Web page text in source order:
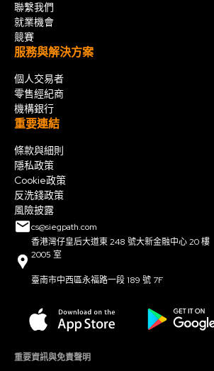
聯繫我們
就業機會
競賽
服務與解決方案
個人交易者
零售經紀商
機構銀行
重要連結
條款與細則
隱私政策
Cookie政策
反洗錢政策
風險披露
cs@siegpath.com
香港灣仔皇后大道東 248 號大新金融中心 20 樓
2005 室
臺南市中西區永福路一段 189 號 7F
重要資訊與免責聲明